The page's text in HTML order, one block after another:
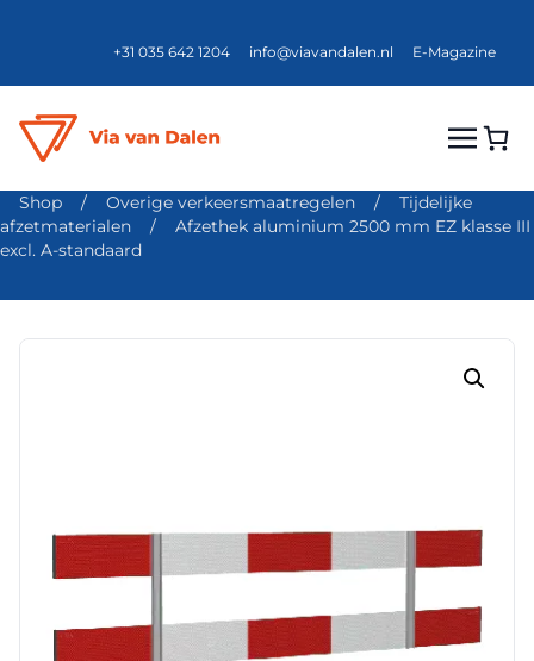
+31 035 642 1204 info@viavandalen.nl E-Magazine
Shop / Overige verkeersmaatregelen /
Tijdelijke
afzetmaterialen
/
Afzethek aluminium 2500 mm EZ klasse III
excl. A-standaard